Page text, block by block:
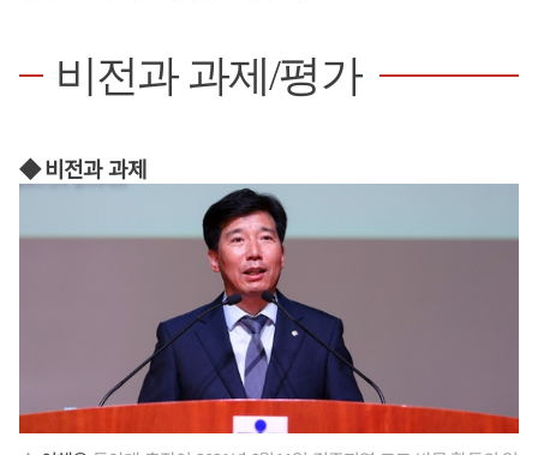
비전과 과제/평가
◆ 비전과 과제